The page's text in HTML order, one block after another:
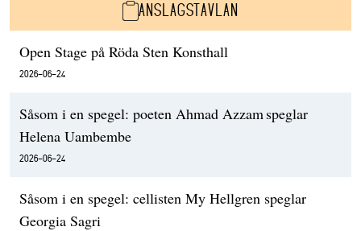
ANSLAGSTAVLAN
Open Stage på Röda Sten Konsthall
2026-06-24
Såsom i en spegel: poeten Ahmad Azzam speglar
Helena Uambembe
2026-06-24
Såsom i en spegel: cellisten My Hellgren speglar
Georgia Sagri